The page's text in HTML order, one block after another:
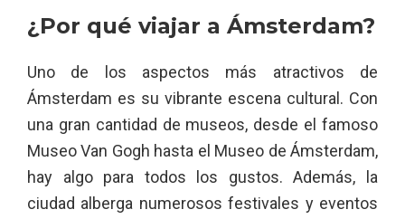
¿Por qué viajar a Ámsterdam?
Uno de los aspectos más atractivos de
Ámsterdam es su vibrante escena cultural. Con
una gran cantidad de museos, desde el famoso
Museo Van Gogh hasta el Museo de Ámsterdam,
hay algo para todos los gustos. Además, la
ciudad alberga numerosos festivales y eventos